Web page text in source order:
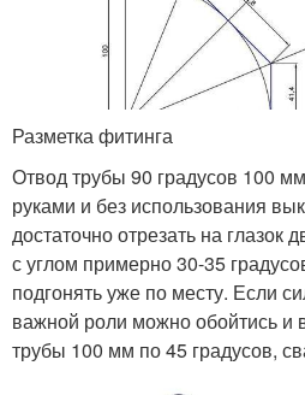
Разметка фитинга
Отвод трубы 90 градусов 100
руками и без использования
достаточно отрезать на глазок
с углом примерно 30-35
подгонять уже по месту. Если
важной роли можно обойтись и
трубы 100 мм по 45 градусов,